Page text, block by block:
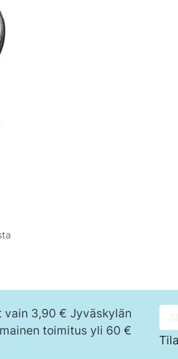
vain 3,90 € Jyväskylän
toimitus yli 60 €